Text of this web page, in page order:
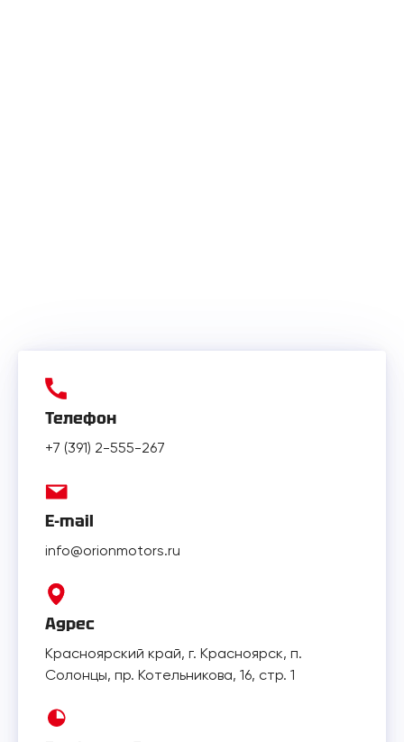
Телефон
+7 (391) 2-555-267
E-mail
info@orionmotors.ru
Адрес
Красноярский край, г. Красноярск, п.
Солонцы, пр. Котельникова, 16, стр. 1